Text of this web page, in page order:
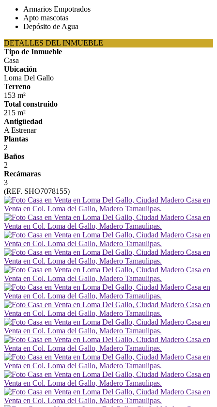
Armarios Empotrados
Apto mascotas
Depósito de Agua
DETALLES DEL INMUEBLE
Tipo de Inmueble
Casa
Ubicación
Loma Del Gallo
Terreno
153 m²
Total construido
215 m²
Antigüedad
A Estrenar
Plantas
2
Baños
2
Recámaras
3
(REF. SHO7078155)